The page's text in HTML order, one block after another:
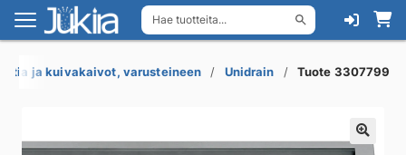
Hae tuotteita...
Siirry
navigointiin
Siirry
sisältöön
ja kuivakaivot, varusteineen Unidrain Tuote 3307799